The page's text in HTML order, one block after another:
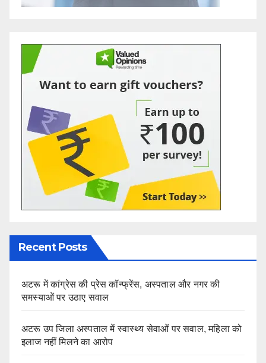
Recent Posts
अटरू में कांग्रेस की प्रेस कॉन्फ्रेंस, अस्पताल और नगर की
समस्याओं पर उठाए सवाल
अटरू उप जिला अस्पताल में स्वास्थ्य सेवाओं पर सवाल, महिला को
इलाज नहीं मिलने का आरोप